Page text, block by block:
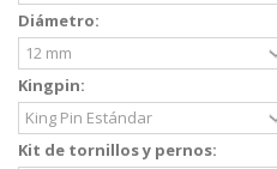
Diámetro:
Kingpin:
Kit de tornillos y pernos: